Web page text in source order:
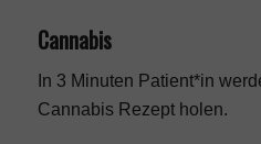
Cannabis
In 3 Minuten Patient*in
Cannabis Rezeptholen.